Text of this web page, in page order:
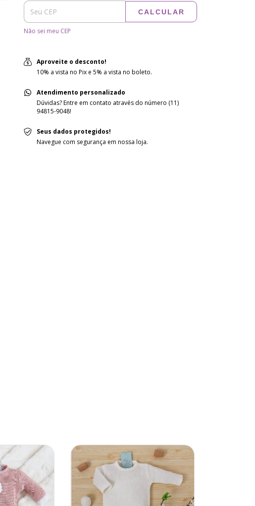
CALCULAR
Não sei meu CEP
Aproveite o desconto!
10% a vista no Pix e 5% a vista no boleto.
Atendimento personalizado
Dúvidas? Entre em contato através do número (11)
94815-9048!
Seus dados protegidos!
Navegue com segurança em nossa loja.